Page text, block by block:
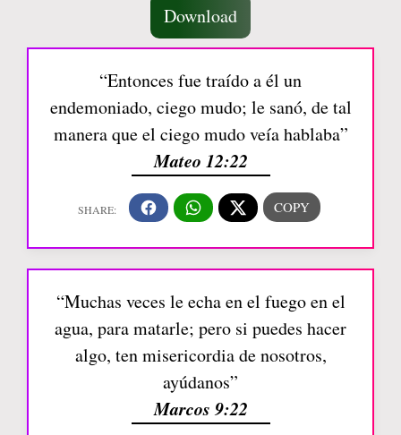
Download
“Entonces fue traído a él un
endemoniado, ciego mudo; le sanó, de tal
manera que el ciego mudo veía hablaba”
Mateo 12:22
“Muchas veces le echa en el fuego en el
agua, para matarle; pero si puedes hacer
algo, ten misericordia de nosotros,
ayúdanos”
Marcos 9:22